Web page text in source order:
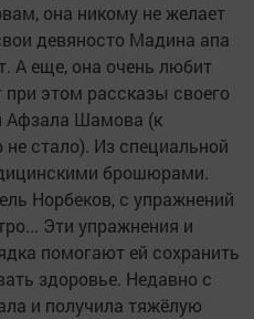
она никому не желает
девяносто Мадина апа
А еще, она очень любит
при этом рассказы своего
Афзала Шамова (к
стало). Из специальной
брошюрами.
Норбеков, с упражнений
Эти упражнения и
помогают ей сохранить
здоровье. Недавно с
и получила тяжёлую